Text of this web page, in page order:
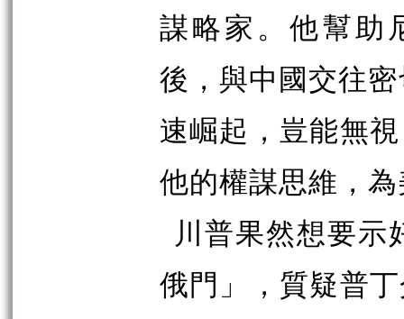
謀略家。他幫助
後，與中國交往
速崛起，豈能無
他的權謀思維，
川普果然想要示
俄門」，質疑普